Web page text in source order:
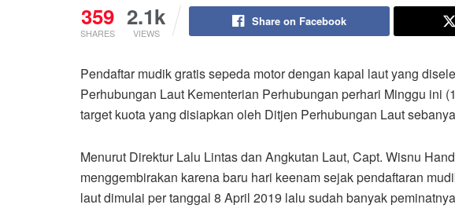
359
SHARES
2.1k
VIEWS
Share on Facebook
Pendaftar mudik gratis sepeda motor dengan kapal laut yang
Perhubungan Laut Kementerian Perhubungan perhari Minggu ini
target kuota yang disiapkan oleh Ditjen Perhubungan Laut
Menurut Direktur Lalu Lintas dan Angkutan Laut, Capt. Wisnu
menggembirakan karena baru hari keenam sejak pendaftaran
laut dimulai per tanggal 8 April 2019 lalu sudah banyak